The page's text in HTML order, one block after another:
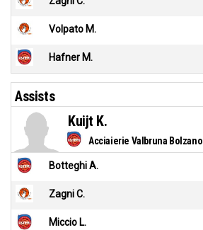
Volpato M.
Hafner M.
Assists
Acciaierie Valbruna Bolzano
Kuijt K.
Botteghi A.
Zagni C.
Miccio L.